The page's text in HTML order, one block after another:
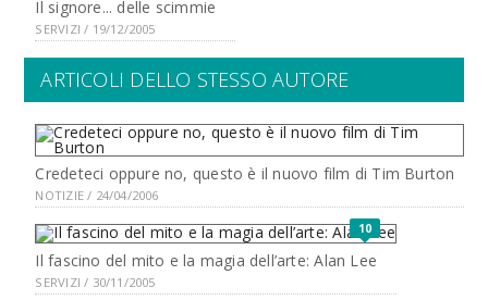
Il signore... delle scimmie
SERVIZI / 19/12/2005
ARTICOLI DELLO STESSO AUTORE
Credeteci oppure no, questo è il nuovo film di Tim Burton
NOTIZIE / 24/04/2006
10
Il fascino del mito e la magia dell’arte: Alan Lee
SERVIZI / 30/11/2005